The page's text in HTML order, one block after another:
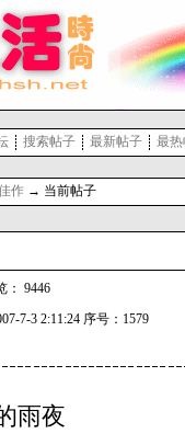
搜索帖子 最新帖子 最
作 → 当前帖子
： 9446
7-3 2:11:24 序号：1579
雨夜